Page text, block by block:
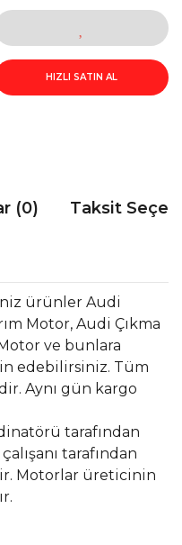
HIZLI SATIN AL
(0) Taksit
ürünler Audi
Motor, Audi Çıkma
ve bunlara
edebilirsiniz. Tüm
Aynı gün kargo
tarafından
tarafından
Motorlar üreticinin